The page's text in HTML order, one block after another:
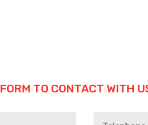
TO CONTACT WITH